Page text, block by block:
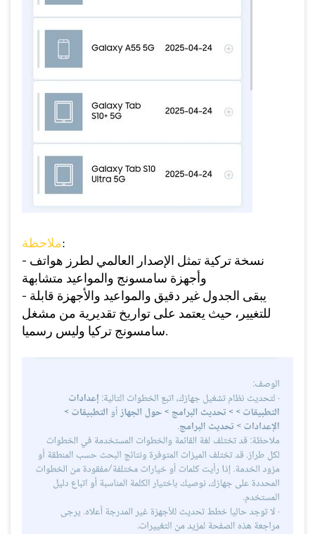
ملاحظة:
- نسخة تركية تمثل الإصدار العالمي لطرز هواتف
وأجهزة سامسونج والمواعيد متشابهة
- يبقى الجدول غير دقيق والمواعيد والأجهزة قابلة
للتغيير، حيث يعتمد على تواريخ تقديرية من مشغل
سامسونج تركيا وليس رسميا.